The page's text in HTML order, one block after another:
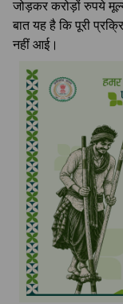
जोड़कर करोड़ों रुपये
बात यह है कि पूरी
नहीं आई।